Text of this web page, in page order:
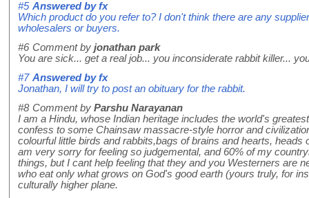
#5 Answered byfx
Which product do you refer to? I don't think there are any
wholesalers or buyers.
#6 Comment by jonathan park
You are sick... get a real job... you inconsiderate rabbit killer...
#7 Answered byfx
Jonathan, I will try to post an obituary for the rabbit.
#8 Comment by Parshu Narayanan
I am a Hindu, whose Indian heritage includes the world's
confess to some Chainsaw massacre-style horror and
colourful little birds and rabbits,bags of brains and hearts, heads
am very sorry for feeling so judgemental, and 60% of my
things, but I cant help feeling that they and you Westerners are
who eat only what grows on God's good earth (yours truly, for
culturally higher plane.